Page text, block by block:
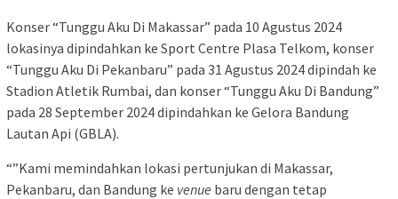
Konser “Tunggu Aku Di Makassar” pada 10 Agustus 2024
lokasinya dipindahkan ke Sport Centre Plasa Telkom, konser
“Tunggu Aku Di Pekanbaru” pada 31 Agustus 2024 dipindah ke
Stadion Atletik Rumbai, dan konser “Tunggu Aku Di Bandung”
pada 28 September 2024 dipindahkan ke Gelora Bandung
Lautan Api (GBLA).
“”Kami memindahkan lokasi pertunjukan di Makassar,
Pekanbaru, dan Bandung ke venue baru dengan tetap